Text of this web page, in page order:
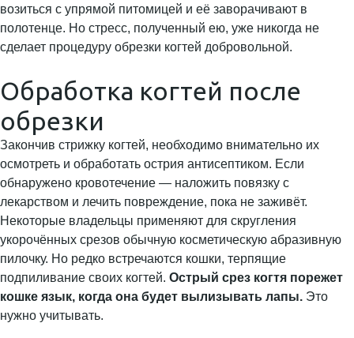
возиться с упрямой питомицей и её заворачивают в
полотенце. Но стресс, полученный ею, уже никогда не
сделает процедуру обрезки когтей добровольной.
Обработка когтей после
обрезки
Закончив стрижку когтей, необходимо внимательно их
осмотреть и обработать острия антисептиком. Если
обнаружено кровотечение — наложить повязку с
лекарством и лечить повреждение, пока не заживёт.
Некоторые владельцы применяют для скругления
укорочённых срезов обычную косметическую абразивную
пилочку. Но редко встречаются кошки, терпящие
подпиливание своих когтей. Острый срез когтя порежет
кошке язык, когда она будет вылизывать лапы. Это
нужно учитывать.